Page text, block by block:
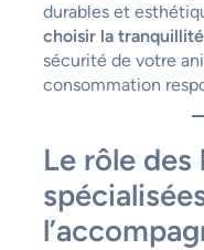
durables et
choisir la tranquillité
sécurité de votre
consommation
Le rôle